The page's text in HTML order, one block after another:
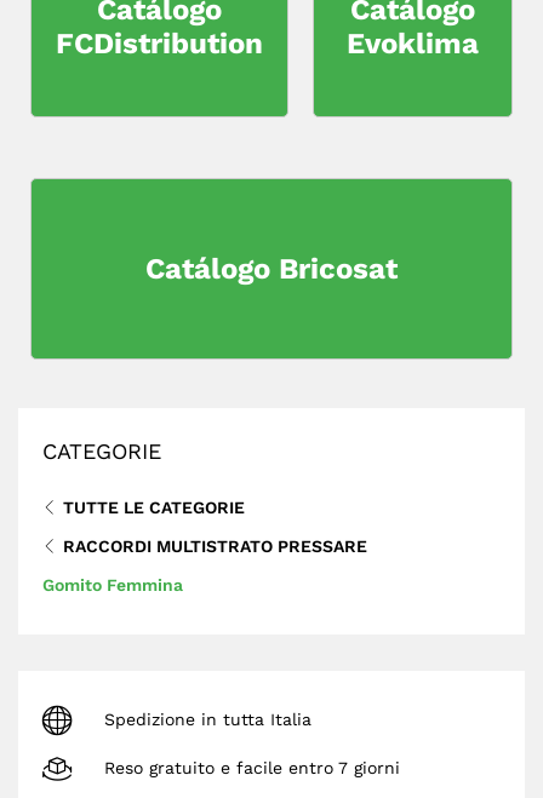
Catálogo
FCDistribution
Catálogo
Evoklima
Catálogo Bricosat
CATEGORIE
TUTTE LE CATEGORIE
RACCORDI MULTISTRATO PRESSARE
Gomito Femmina
Spedizione in tutta Italia
Reso gratuito e facile entro 7 giorni